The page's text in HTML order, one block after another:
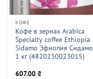
КОФЕ
Кофе в зернах Arabica
Specialty coffee Ethiopia
Sidamo Эфиопия Сидамо
1 кг (4820230023015)
607.00₴